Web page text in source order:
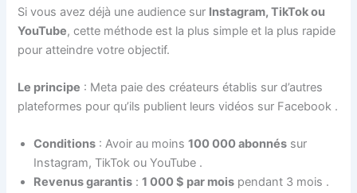
Si vous avez déjà une audience sur Instagram, TikTok ou
YouTube, cette méthode est la plus simple et la plus rapide
pour atteindre votre objectif.
Le principe : Meta paie des créateurs établis sur d’autres
plateformes pour qu’ils publient leurs vidéos sur Facebook .
Conditions : Avoir au moins100 000 abonnés sur
Instagram, TikTok ou YouTube .
Revenus garantis :1 000 $ par mois pendant 3 mois .